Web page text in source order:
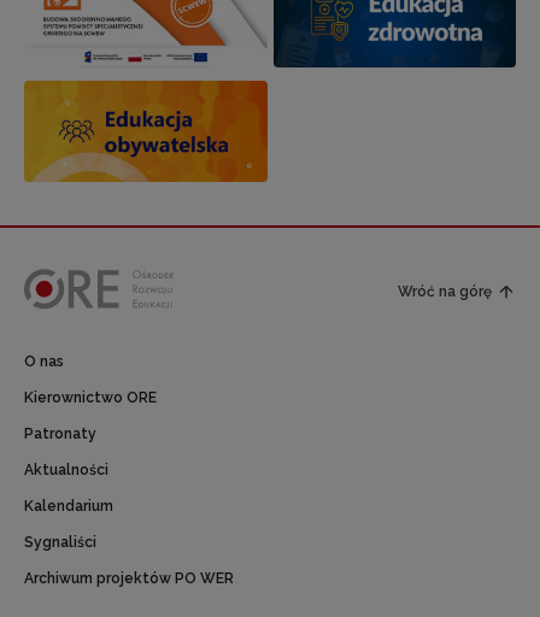
Wróć na górę
O nas
Kierownictwo ORE
Patronaty
Aktualności
Kalendarium
Sygnaliści
Archiwum projektów PO WER